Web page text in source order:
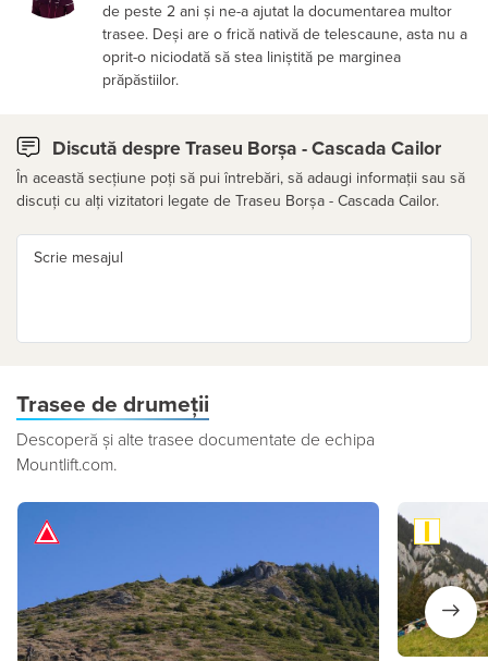
de peste 2 ani și ne-a ajutat la documentarea multor
trasee. Deși are o frică nativă de telescaune, asta nu a
oprit-o niciodată să stea liniștită pe marginea
prăpăstiilor.
Discută despre Traseu Borșa - Cascada Cailor
În această secțiune poți să pui întrebări, să adaugi informații sau să
discuți cu alți vizitatori legate de Traseu Borșa - Cascada Cailor.
Scrie mesajul
Trasee de drumeții
Descoperă și alte trasee documentate de echipa
Mountlift.com.